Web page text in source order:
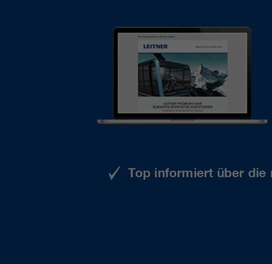
Top informiert über die